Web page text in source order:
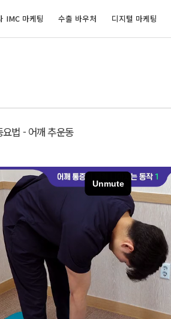
IMC 마케팅 수출 바우처 디지털 마케팅
법 - 어깨 추운동